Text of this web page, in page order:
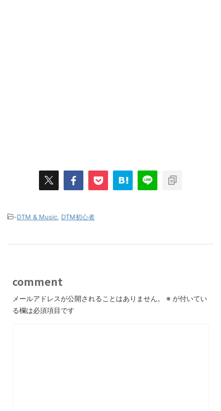
-DTM & Music DTM初心者
comment
メールアドレスが公開されることはありません。 ※ が付いてい
る欄は必須項目です